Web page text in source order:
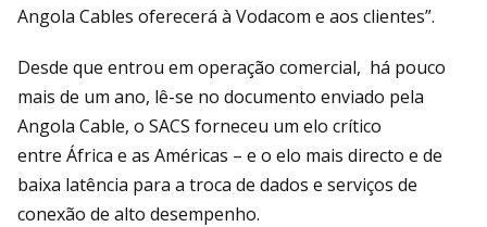
Angola Cables oferecerá à Vodacom e aos clientes”.
Desde que entrou em operação comercial, há pouco
mais de um ano, lê-se no documento enviado pela
Angola Cable, o SACS forneceu um elo crítico
entre África e as Américas – e o elo mais directo e de
baixa latência para a troca de dados e serviços de
conexão de alto desempenho.